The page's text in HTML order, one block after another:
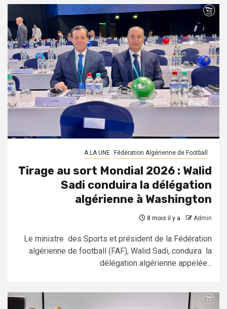
A LA UNE Fédération Algérienne de Football
Tirage au sort Mondial 2026 : Walid
Sadi conduira la délégation
algérienne à Washington
8 mois il y a Admin
Le ministre des Sports et président de la Fédération
algérienne de football (FAF), Walid Sadi, conduira la
délégation algérienne appelée...